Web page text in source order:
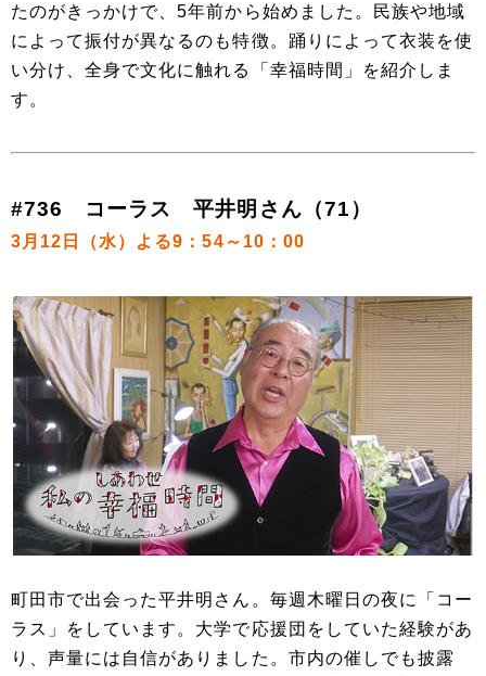
たのがきっかけで、5年前から始めました。民族や地域
によって振付が異なるのも特徴。踊りによって衣装を使
い分け、全身で文化に触れる「幸福時間」を紹介しま
す。
#736 コーラス 平井明さん（71）
3月12日（水）よる9：54～10：00
町田市で出会った平井明さん。毎週木曜日の夜に「コー
ラス」をしています。大学で応援団をしていた経験があ
り、声量には自信がありました。市内の催しでも披露